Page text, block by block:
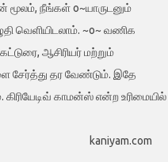
மூலம், நீங்கள் o~யாருடனும்
வெளியிடலாம். ~o~ வணிக
ஆசிரியர் மற்றும்
சேர்த்து தர வேண்டும். இதே
காமன்ஸ் என்ற உரிமையில்
kaniyam.com